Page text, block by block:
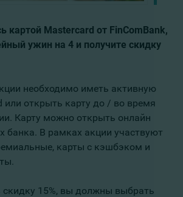
картой Mastercard от FinComBank,
ужин на 4 и получите скидку
необходимо иметь активную
или открыть карту до / во время
Карту можно открыть онлайн
банка. В рамках акции участвуют
карты с кэшбэком и
скидку 15%, вы должны выбрать